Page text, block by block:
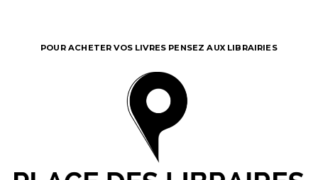
POUR ACHETER VOS LIVRES PENSEZ AUX LIBRAIRIES